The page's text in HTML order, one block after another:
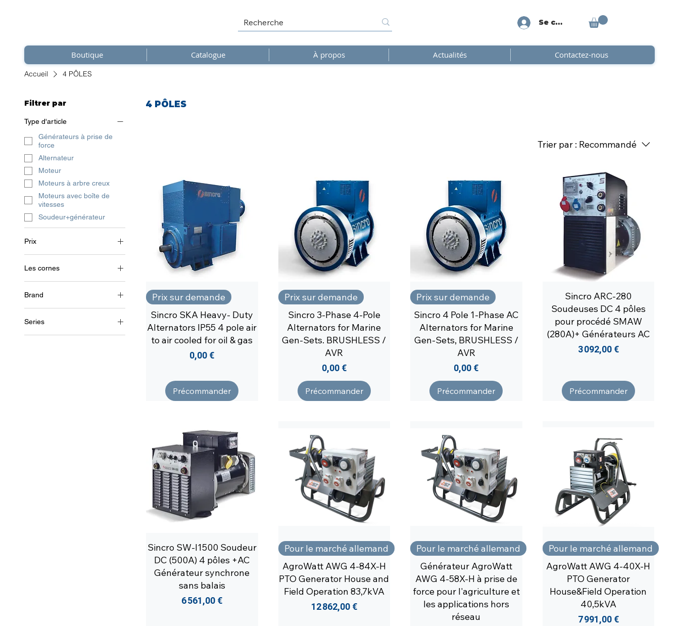
Se connecter
Boutique Catalogue À propos Actualités Contactez-nous
Accueil 4 PÔLES
Filtrer par
Type d'article
Générateurs à prise de
force
Alternateur
Moteur
Moteurs à arbre creux
Moteurs avec boîte de
vitesses
Soudeur+générateur
Prix
0 € 30 232 €
Les cornes
1~ (monophasé 230V)
triphasé (220 V/500 Hz)
Brand
Soga
AgroWatt
Sincro
Series
CA (Courant alternatif)
4 PÔLES
Trier par : Recommandé
Prix sur demande
Sincro SKA Heavy- Duty
Alternators IP55 4 pole air
to air cooled for oil & gas
Prix
0,00 €
Précommander
Prix sur demande
Sincro 3-Phase 4-Pole
Alternators for Marine
Gen-Sets. BRUSHLESS /
AVR
Prix
0,00 €
Précommander
Prix sur demande
Sincro 4 Pole 1-Phase AC
Alternators for Marine
Gen-Sets, BRUSHLESS /
AVR
Prix
0,00 €
Précommander
Sincro ARC-280
Soudeuses DC 4 pôles
pour procédé SMAW
(280A)+ Générateurs AC
Prix
3 092,00 €
Précommander
Sincro SW-I1500 Soudeur
DC (500A) 4 pôles +AC
Générateur synchrone
sans balais
Prix
6 561,00 €
Pour le marché allemand
AgroWatt AWG 4-84X-H
PTO Generator House and
Field Operation 83,7kVA
Prix
12 862,00 €
Pour le marché allemand
Générateur AgroWatt
AWG 4-58X-H à prise de
force pour l'agriculture et
les applications hors
réseau
Pour le marché allemand
AgroWatt AWG 4-40X-H
PTO Generator
House&Field Operation
40,5kVA
Prix
7 991,00 €